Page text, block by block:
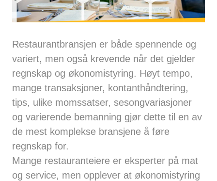
Restaurantbransjen er både spennende og
variert, men også krevende når det gjelder
regnskap og økonomistyring. Høyt tempo,
mange transaksjoner, kontanthåndtering,
tips, ulike momssatser, sesongvariasjoner
og varierende bemanning gjør dette til en av
de mest komplekse bransjene å føre
regnskap for.
Mange restauranteiere er eksperter på mat
og service, men opplever at økonomistyring